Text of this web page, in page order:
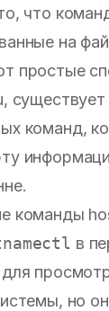
что
на
простые
существует
команд,
команды
в
но